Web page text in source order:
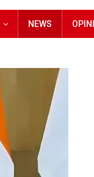
NEWS